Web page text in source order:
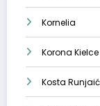
Kornelia
Korona Kielce
Kosta Runjaić